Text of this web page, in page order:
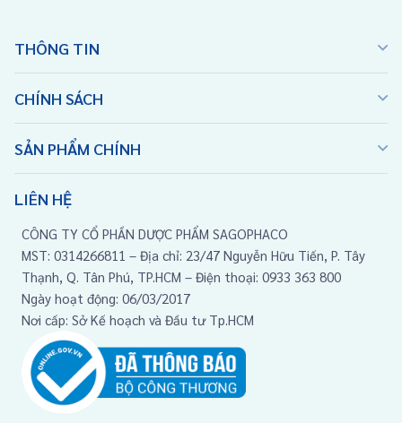
THÔNG TIN
CHÍNH SÁCH
SẢN PHẨM CHÍNH
LIÊN HỆ
CÔNG TY CỔ PHẦN DƯỢC PHẨM SAGOPHACO
MST: 0314266811 – Địa chỉ: 23/47 Nguyễn Hữu Tiến, P. Tây
Thạnh, Q. Tân Phú, TP.HCM – Điện thoại: 0933 363 800
Ngày hoạt động: 06/03/2017
Nơi cấp: Sở Kế hoạch và Đầu tư Tp.HCM